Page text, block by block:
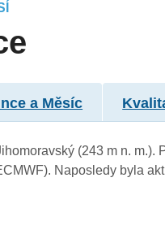
a Měsíc
(243 m n.
Naposledy byla